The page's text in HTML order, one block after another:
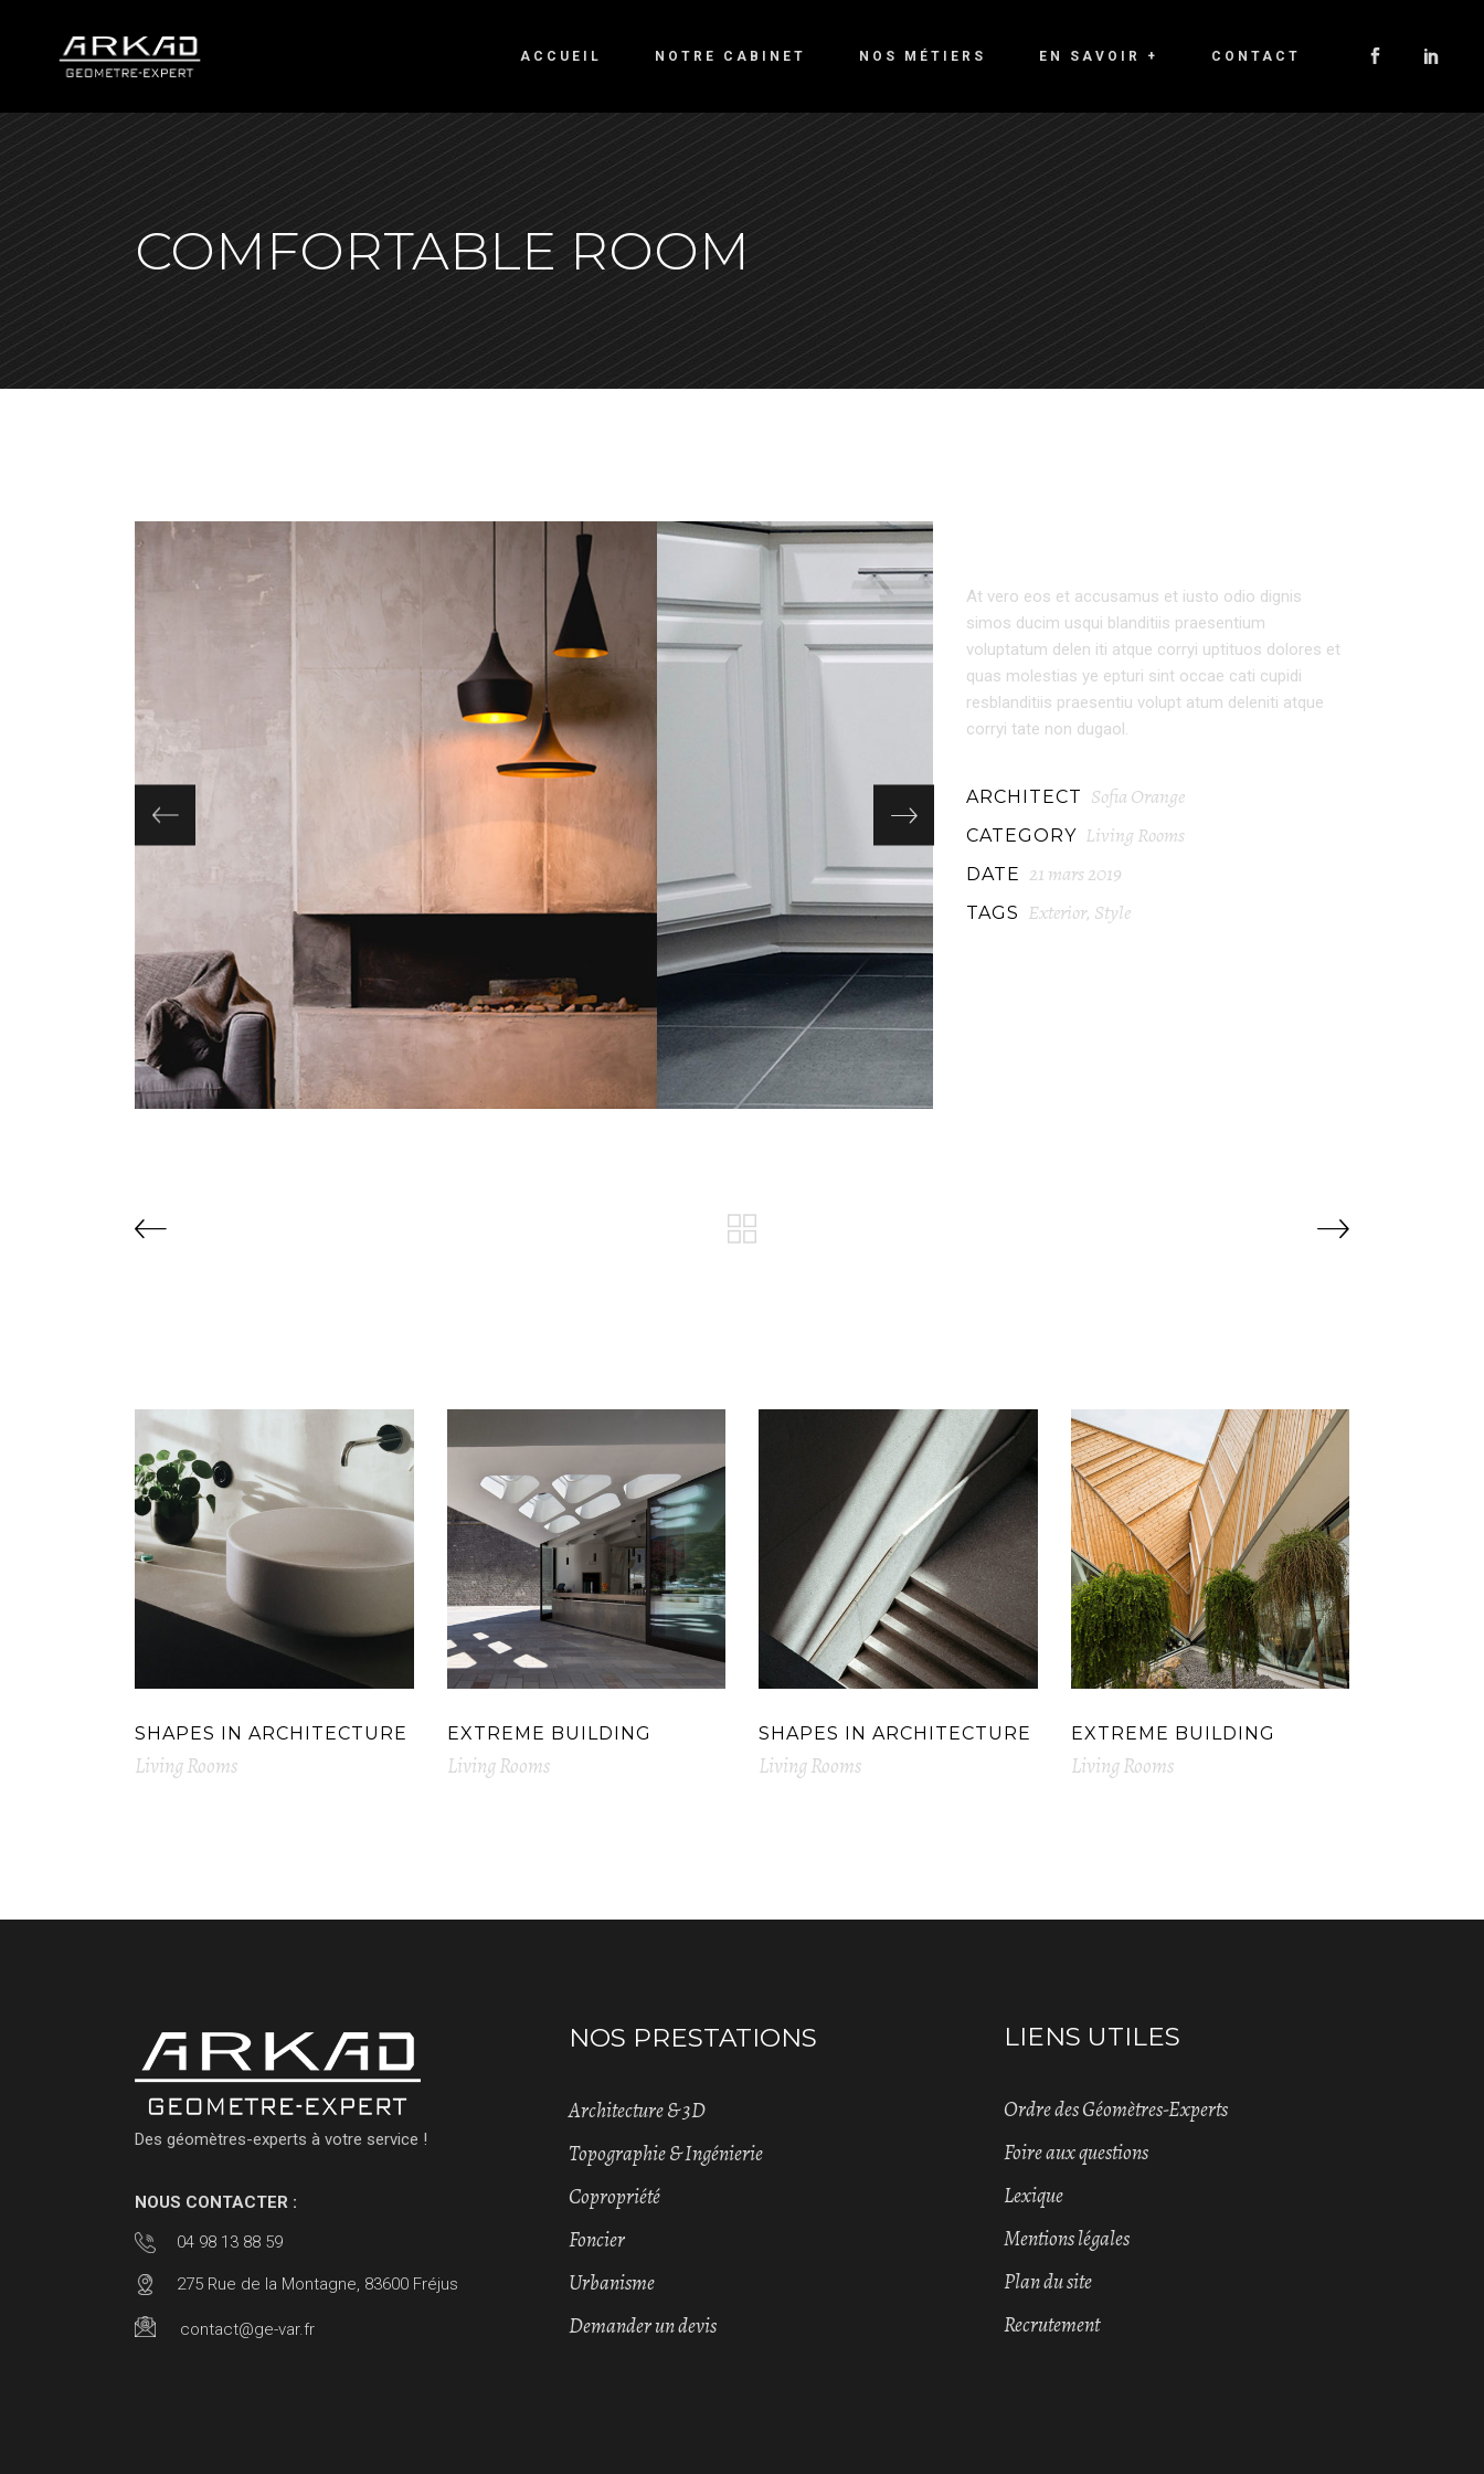
ACCUEIL NOTRE CABINET NOS MÉTIERS EN SAVOIR + CONTACT
COMFORTABLE ROOM
At vero eos et accusamus et iusto odio dignis
simos ducim usqui blanditiis praesentium
voluptatum delen iti atque corryi uptituos dolores et
quas molestias ye epturi sint occae cati cupidi
resblanditiis praesentiu volupt atum deleniti atque
corryi tate non dugaol.
ARCHITECT Sofia Orange
CATEGORY Living Rooms
DATE 21 mars 2019
TAGS Exterior, Style
SHAPES IN ARCHITECTURE
Living Rooms
EXTREME BUILDING
Living Rooms
SHAPES IN ARCHITECTURE
Living Rooms
EXTREME BUILDING
Living Rooms
Des géomètres-experts à votre service !
NOUS CONTACTER :
04 98 13 88 59
275 Rue de la Montagne, 83600 Fréjus
contact@ge-var.fr
NOS PRESTATIONS
Architecture & 3D
Topographie & Ingénierie
Copropriété
Foncier
Urbanisme
Demander un devis
LIENS UTILES
Ordre des Géomètres-Experts
Foire aux questions
Lexique
Mentions légales
Plan du site
Recrutement